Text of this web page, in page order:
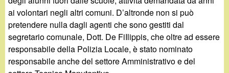
ai volontari negli altri comuni. D’altronde non si può
pretendere nulla dagli agenti che sono gestiti dal
segretario comunale, Dott. De FiIlippis, che oltre ad essere
responsabile della Polizia Locale, è stato nominato
responsabile anche del settore Amministrativo e del